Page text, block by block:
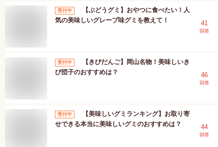
受付中
【ぶどうグミ】おやつに食べたい！人
気の美味しいグレープ味グミを教えて！
41
回答
受付中
【きびだんご】岡山名物！美味しいき
び団子のおすすめは？
46
回答
受付中
【美味しいグミランキング】お取り寄
せできる本当に美味しいグミのおすすめは？
44
回答